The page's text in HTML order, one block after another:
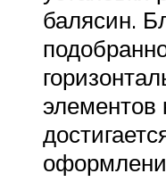
балясин.
элементов